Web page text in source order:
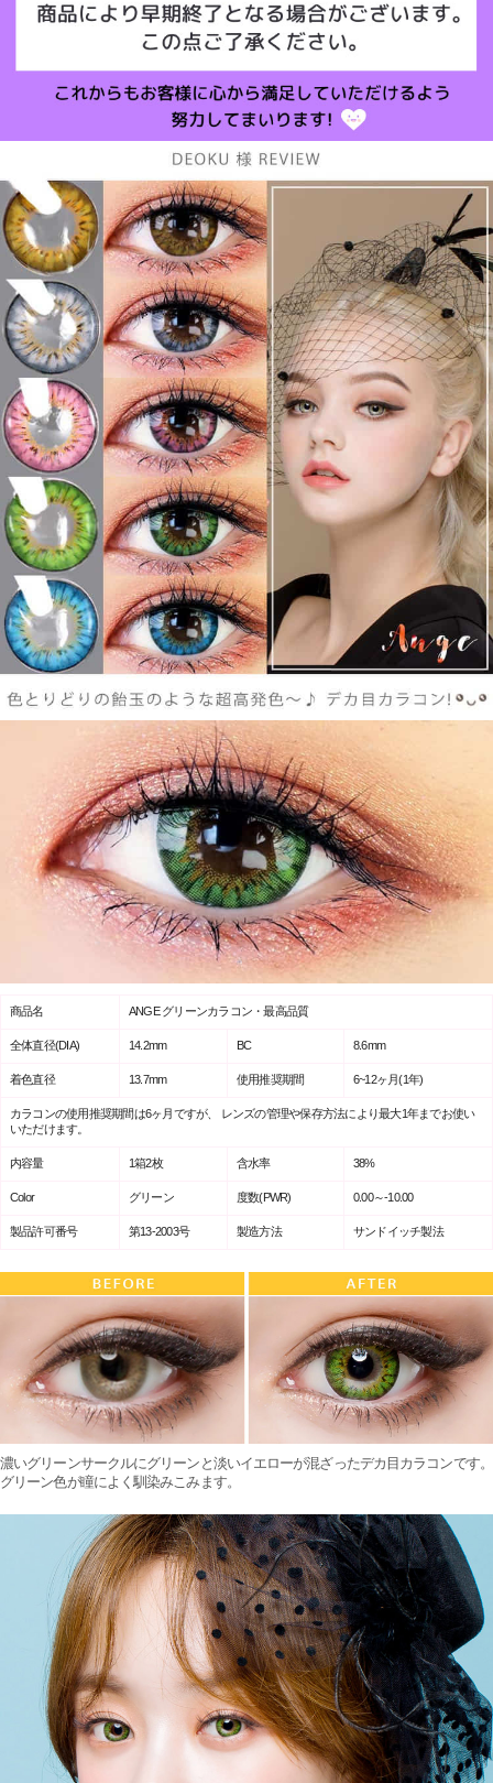
商品名 ANGE グリーンカラコン・最高品質
全体直径(DIA) 14.2mm BC 8.6mm
着色直径 13.7mm 使用推奨期間 6~12ヶ月(1年)
カラコンの使用推奨期間は6ヶ月ですが、 レンズの管理や保存方法により最大1年までお使い
いただけます。
内容量 1箱2枚 含水率 38%
Color グリーン 度数(PWR) 0.00～-10.00
製品許可番号 第13-2003号 製造方法 サンドイッチ製法
濃いグリーンサークルにグリーンと淡いイエローが混ざったデカ目カラコンです。
グリーン色が瞳によく馴染みこみます。